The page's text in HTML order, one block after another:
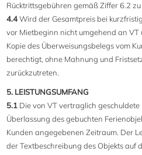
Rücktrittsgebühren gemäß Ziffer 6.2
4.4Wird der Gesamtpreis bei
vor Mietbeginn nicht umgehend an
Kopie des Überweisungsbelegs vom
berechtigt, ohne Mahnung und
zurückzutreten.
5. LEISTUNGSUMFANG
5.1 Die von VT vertraglich
Überlassung des gebuchten
Kunden angegebenen Zeitraum. Der
der Textbeschreibung des Objekts auf